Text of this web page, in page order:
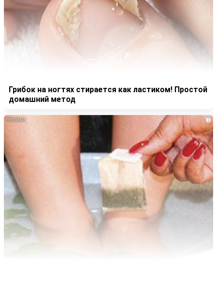
Грибок на ногтях стирается как ластиком! Простой
домашний метод
i